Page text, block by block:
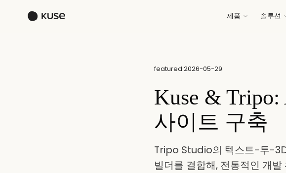
제품 솔루션
featured·2026-05-29
Kuse &
사이트 구축
Tripo Studio의 텍스트-투-
빌더를 결합해, 전통적인 개